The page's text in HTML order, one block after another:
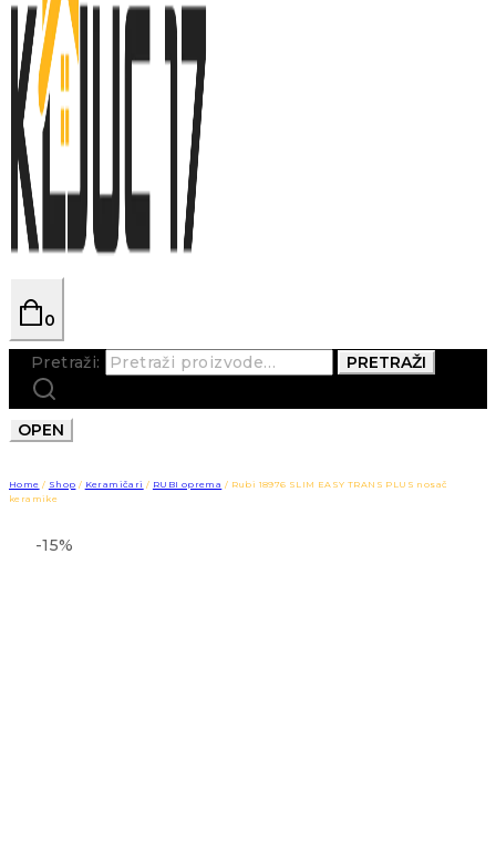
0
Pretraži: PRETRAŽI
OPEN
Home / Shop / Keramičari / RUBI oprema / Rubi 18976 SLIM EASY TRANS PLUS nosač
keramike
-15%